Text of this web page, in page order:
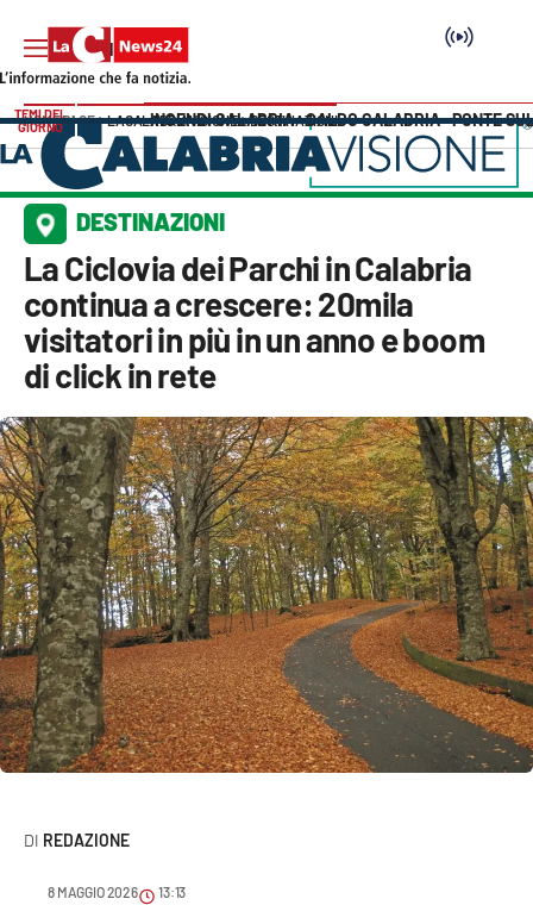
SEZIONI
Cronaca
Politica
Attualità
Economia e lavoro
Italia Mondo
Sanità
Sport
Cultura
Podcast
Editoriali
Vai
TEMI DEL
GIORNO
INCENDI CALABRIA CALDO CALABRIA PONTE
HOME PAGE LACALABRIAVISIONE DESTINAZIONI
DESTINAZIONI
La Ciclovia dei Parchi in Calabria
continua a crescere: 20mila
visitatori in più in un anno e boom
di click in rete
REDAZIONE
8 MAGGIO 2026 13:13